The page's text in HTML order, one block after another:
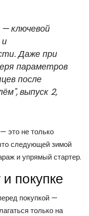
ключевой
Даже при
параметров
после
выпуск 2,
это не только
следующей зимой
и упрямый стартер.
покупке
покупкой —
только на